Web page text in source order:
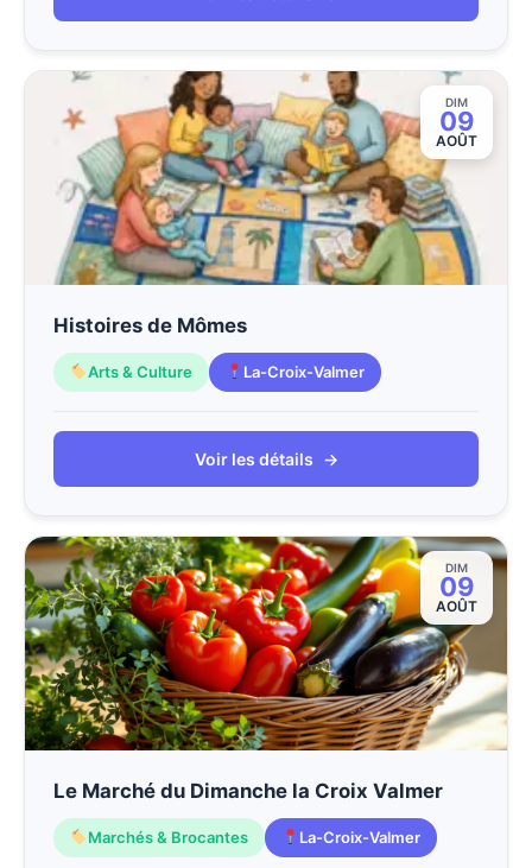
DIM
09
AOÛT
Histoires de Mômes
Arts & Culture La-Croix-Valmer
Voir les détails →
DIM
09
AOÛT
Le Marché du Dimanche la Croix Valmer
Marchés & Brocantes La-Croix-Valmer